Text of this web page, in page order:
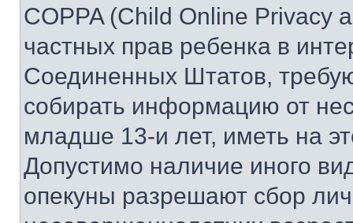
COPPA (Child Online Privacy
частных прав ребенка в
Соединенных Штатов,
собирать информацию от
младше 13-и лет, иметь на
Допустимо наличие иного
опекуны разрешают сбор